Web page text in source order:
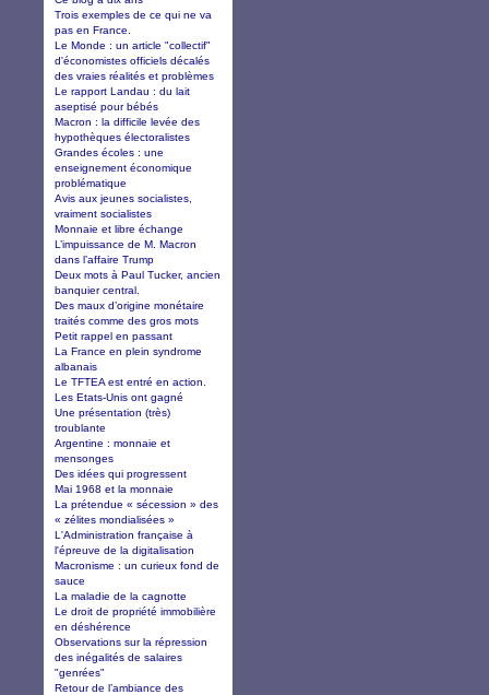
Trois exemples de ce qui ne va
pas en France.
Le Monde : un article "collectif"
d'économistes officiels décalés
des vraies réalités et problèmes
Le rapport Landau : du lait
aseptisé pour bébés
Macron : la difficile levée des
hypothèques électoralistes
Grandes écoles : une
enseignement économique
problématique
Avis aux jeunes socialistes,
vraiment socialistes
Monnaie et libre échange
L’impuissance de M. Macron
dans l’affaire Trump
Deux mots à Paul Tucker, ancien
banquier central.
Des maux d’origine monétaire
traités comme des gros mots
Petit rappel en passant
La France en plein syndrome
albanais
Le TFTEA est entré en action.
Les Etats-Unis ont gagné
Une présentation (très)
troublante
Argentine : monnaie et
mensonges
Des idées qui progressent
Mai 1968 et la monnaie
La prétendue « sécession » des
« zélites mondialisées »
L'Administration française à
l'épreuve de la digitalisation
Macronisme : un curieux fond de
sauce
La maladie de la cagnotte
Le droit de propriété immobilière
en déshérence
Observations sur la répression
des inégalités de salaires
"genrées"
Retour de l’ambiance des